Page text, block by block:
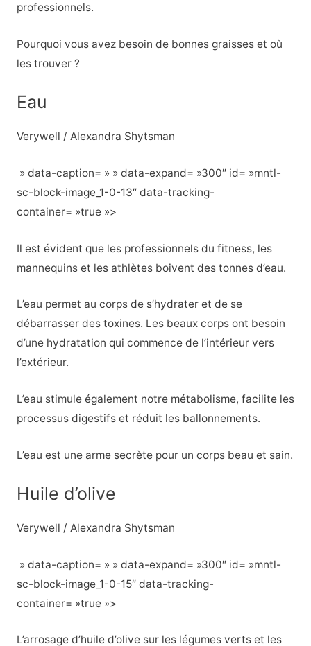
professionnels.
Pourquoi vous avez besoin de bonnes graisses et où
les trouver ?
Eau
Verywell / Alexandra Shytsman
» data-caption= » » data-expand= »300″ id= »mntl-
sc-block-image_1-0-13″ data-tracking-
container= »true »>
Il est évident que les professionnels du fitness, les
mannequins et les athlètes boivent des tonnes d’eau.
L’eau permet au corps de s’hydrater et de se
débarrasser des toxines. Les beaux corps ont besoin
d’une hydratation qui commence de l’intérieur vers
l’extérieur.
L’eau stimule également notre métabolisme, facilite les
processus digestifs et réduit les ballonnements.
L’eau est une arme secrète pour un corps beau et sain.
Huile d’olive
Verywell / Alexandra Shytsman
» data-caption= » » data-expand= »300″ id= »mntl-
sc-block-image_1-0-15″ data-tracking-
container= »true »>
L’arrosage d’huile d’olive sur les légumes verts et les